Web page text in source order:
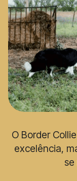
O Border
excelência,
se